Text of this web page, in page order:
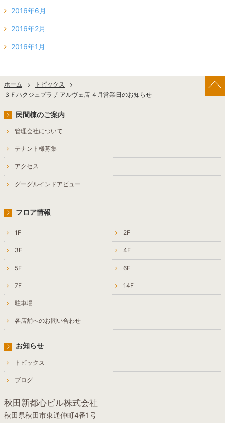
2016年6月
2016年2月
2016年1月
ホーム
トピックス
３Ｆハクジュプラザ アルヴェ店 ４月営業日のお知らせ
民間棟のご案内
管理会社について
テナント様募集
アクセス
グーグルインドアビュー
フロア情報
1F 2F
3F 4F
5F 6F
7F 14F
駐車場
各店舗へのお問い合わせ
お知らせ
トピックス
ブログ
秋田新都心ビル株式会社
秋田県秋田市東通仲町4番1号